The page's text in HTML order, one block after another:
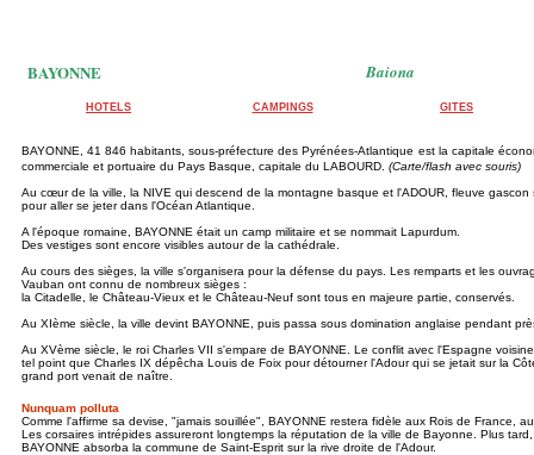
BAYONNE Baiona
HOTELS CAMPINGS GITES
BAYONNE, 41 846 habitants, sous-préfecture des Pyrénées-Atlantique est la capitale
commerciale et portuaire du Pays Basque, capitale du LABOURD. (Carte/flash avec souris)
Au cœur de la ville, la NIVE qui descend de la montagne basque et l'ADOUR, fleuve gascon
pour aller se jeter dans l'Océan Atlantique.
A l'époque romaine, BAYONNE était un camp militaire et se nommait Lapurdum.
Des vestiges sont encore visibles autour de la cathédrale.
Au cours des sièges, la ville s'organisera pour la défense du pays. Les remparts et les
Vauban ont connu de nombreux sièges :
la Citadelle, le Château-Vieux et le Château-Neuf sont tous en majeure partie, conservés.
Au XIème siècle, la ville devint BAYONNE, puis passa sous domination anglaise pendant
Au XVème siècle, le roi Charles VII s'empare de BAYONNE. Le conflit avec l'Espagne
tel point que Charles IX dépêcha Louis de Foix pour détourner l'Adour qui se jetait sur la
grand port venait de naître.
Nunquam polluta
Comme l'affirme sa devise, "jamais souillée", BAYONNE restera fidèle aux Rois de France,
Les corsaires intrépides assureront longtemps la réputation de la ville de Bayonne. Plus
BAYONNE absorba la commune de Saint-Esprit sur la rive droite de l'Adour.